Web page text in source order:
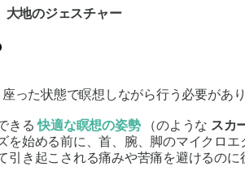
大地のジェスチャー
座った状態で瞑想しながら行う必要があり
きる快適な瞑想の姿勢（のような スカ
を始める前に、首、腕、脚のマイクロ
引き起こされる痛みや苦痛を避けるのに